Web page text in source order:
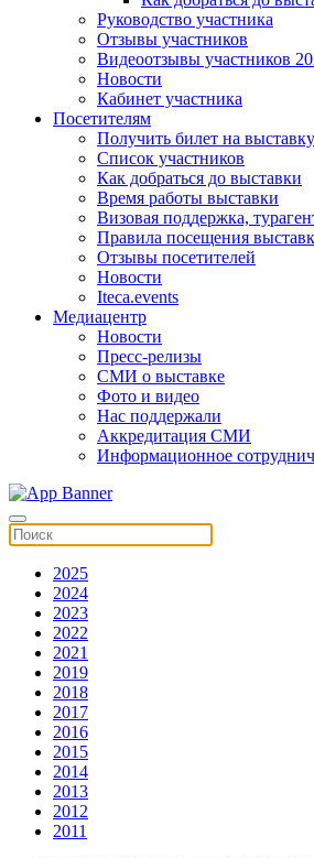
Руководство участника
Отзывы участников
Видеоотзывы участников
Новости
Кабинет участника
Посетителям
Получить билет на выставку
Список участников
Как добраться до выставки
Время работы выставки
Визовая поддержка,
Правила посещения
Отзывы посетителей
Новости
Iteca.events
Медиацентр
Новости
Пресс-релизы
СМИ о выставке
Фото и видео
Нас поддержали
Аккредитация СМИ
Информационное
2025
2024
2023
2022
2021
2019
2018
2017
2016
2015
2014
2013
2012
2011